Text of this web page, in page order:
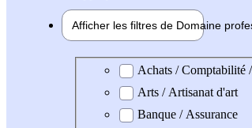
Afficher les filtres de Domaine pro
Domaine professionel
Achats / Comptabilité
Arts / Artisanat d'art
Banque / Assurance